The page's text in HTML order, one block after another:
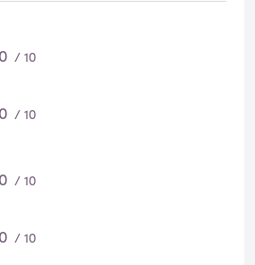
0 / 10
0 / 10
0 / 10
0 / 10